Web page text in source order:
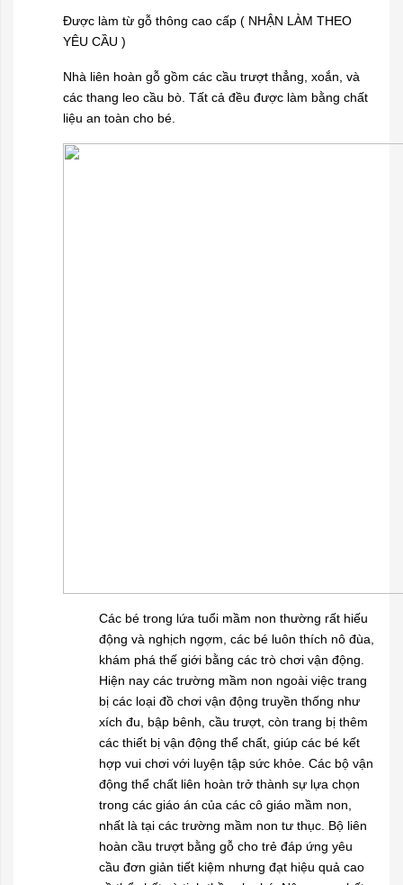
Được làm từ gỗ thông cao cấp ( NHẬN LÀM THEO
YÊU CẦU )
Nhà liên hoàn gỗ gồm các cầu trượt thẳng, xoắn, và
các thang leo cầu bò. Tất cả đều được làm bằng chất
liệu an toàn cho bé.
Các bé trong lứa tuổi mầm non thường rất hiếu
động và nghịch ngợm, các bé luôn thích nô đùa,
khám phá thế giới bằng các trò chơi vận động.
Hiện nay các trường mầm non ngoài việc trang
bị các loại đồ chơi vận động truyền thống như
xích đu, bập bênh, cầu trượt, còn trang bị thêm
các thiết bị vận động thể chất, giúp các bé kết
hợp vui chơi với luyện tập sức khỏe. Các bộ vận
động thể chất liên hoàn trở thành sự lựa chọn
trong các giáo án của các cô giáo mầm non,
nhất là tại các trường mầm non tư thục. Bộ liên
hoàn cầu trượt bằng gỗ cho trẻ đáp ứng yêu
cầu đơn giản tiết kiệm nhưng đạt hiệu quả cao